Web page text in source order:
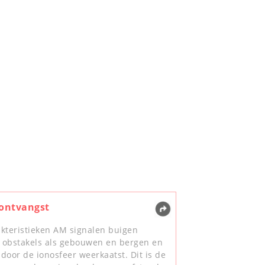
AM signalen buigen
als gebouwen en bergen en
de ionosfeer weerkaatst. Dit is de